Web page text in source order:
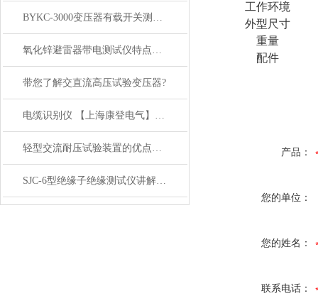
BYKC-3000变压器有载开关测试仪技术参数
氧化锌避雷器带电测试仪特点与技术参数
带您了解交直流高压试验变压器?
电缆识别仪 【上海康登电气】讲解
轻型交流耐压试验装置的优点和局限性
SJC-6型绝缘子绝缘测试仪讲解 说明
工作环境
外型尺寸
重量
配件
产品：
您的单位：
您的姓名：
联系电话：